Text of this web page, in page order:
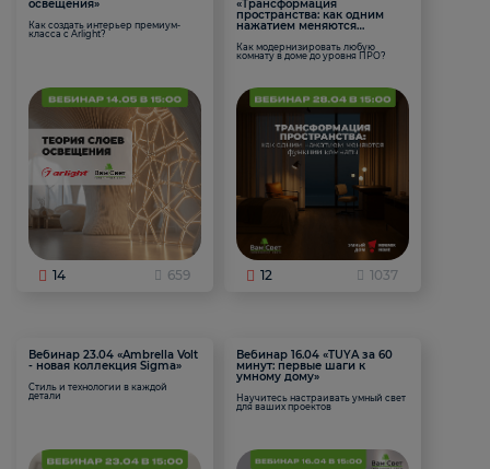
освещения»
Как создать интерьер премиум-
класса с Arlight?
14 659
«Трансформация
пространства: как одним
нажатием меняются
Как модернизировать любую
комнату в доме до уровня ПРО?
12 1037
Вебинар 23.04 «Ambrella Volt
- новая коллекция Sigma»
Стиль и технологии в каждой
детали
Вебинар 16.04 «TUYA за 60
минут: первые шаги к
умному дому»
Научитесь настраивать умный свет
для ваших проектов